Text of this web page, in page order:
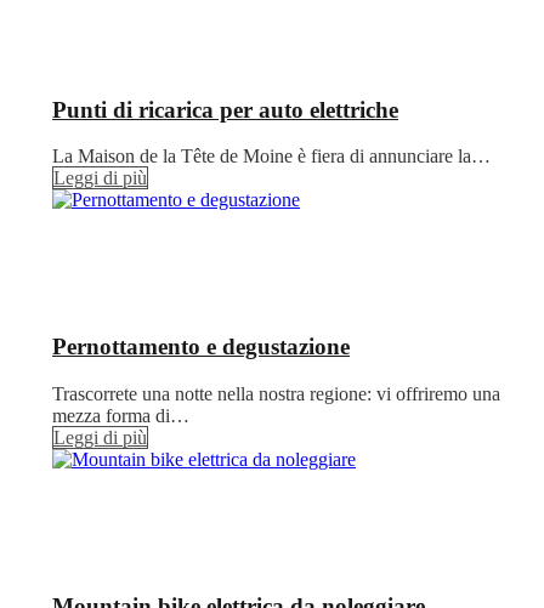
Punti di ricarica per auto elettriche
La Maison de la Tête de Moine è fiera di annunciare la…
Leggi di più
Pernottamento e degustazione
Trascorrete una notte nella nostra regione: vi offriremo una
mezza forma di…
Leggi di più